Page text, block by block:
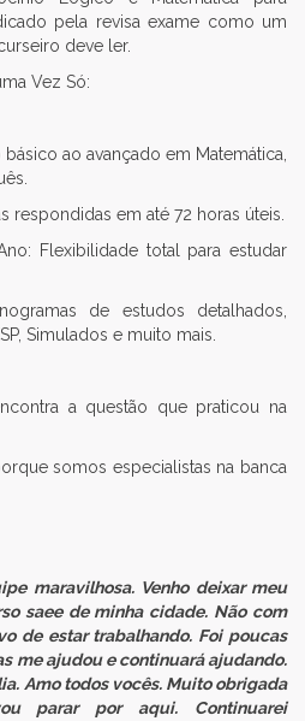
pela revisa exame como um
deve ler.
Vez Só:
ao avançado em Matemática,
respondidas em até 72 horas úteis.
Flexibilidade total para estudar
de estudos detalhados,
Simulados e muito mais.
a questão que praticou na
somos especialistas na banca
maravilhosa. Venho deixar meu
saee de minha cidade. Não com
de estar trabalhando. Foi poucas
me ajudou e continuará ajudando.
Amo todos vocês. Muito obrigada
parar por aqui. Continuarei